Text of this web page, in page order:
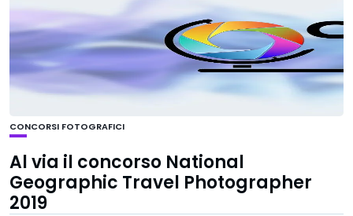
CONCORSI FOTOGRAFICI
Al via il concorso National
Geographic Travel Photographer
2019